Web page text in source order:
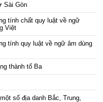
Sài Gòn
tính chất quy luật về ngữ
Việt
tính quy luật về ngữ âm dùng
thành tố Ba
số địa danh Bắc, Trung,